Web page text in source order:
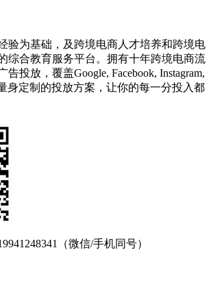
验为基础，及跨境电商人才培养和跨境电
综合教育服务平台。拥有十年跨境电商流
投放，覆盖Google, Facebook, Instagram,
身定制的投放方案，让你的每一分投入都
（微信/手机同号）